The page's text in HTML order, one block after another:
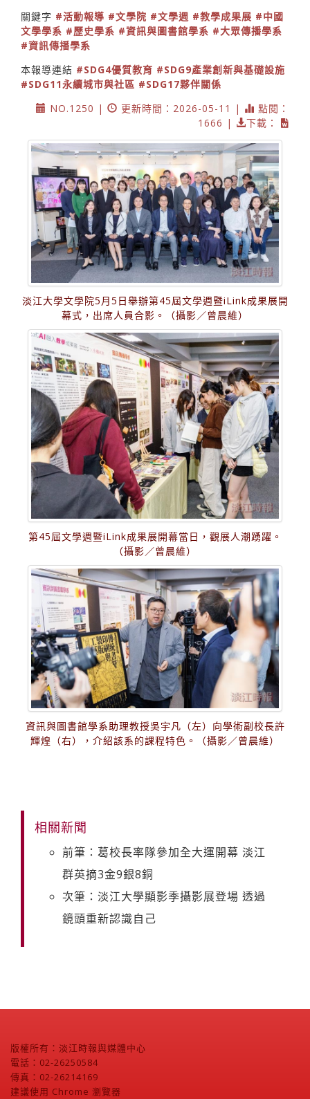
關鍵字 #活動報導 #文學院 #文學週 #教學成果展 #中國
文學學系 #歷史學系 #資訊與圖書館學系 #大眾傳播學系
#資訊傳播學系
本報導連結 #SDG4優質教育 #SDG9產業創新與基礎設施
#SDG11永續城市與社區 #SDG17夥伴關係
NO.1250 |
更新時間：2026-05-11 |
點閱：
1666 |
下載：
淡江大學文學院5月5日舉辦第45屆文學週暨iLink成果展開
幕式，出席人員合影。（攝影／曾晨維）
第45屆文學週暨iLink成果展開幕當日，觀展人潮踴躍。
（攝影／曾晨維）
資訊與圖書館學系助理教授吳宇凡（左）向學術副校長許
輝煌（右），介紹該系的課程特色。（攝影／曾晨維）
相關新聞
前筆：葛校長率隊參加全大運開幕 淡江
群英摘3金9銀8銅
次筆：淡江大學顯影季攝影展登場 透過
鏡頭重新認識自己
版權所有：淡江時報與媒體中心
電話：02-26250584
傳真：02-26214169
建議使用 Chrome 瀏覽器